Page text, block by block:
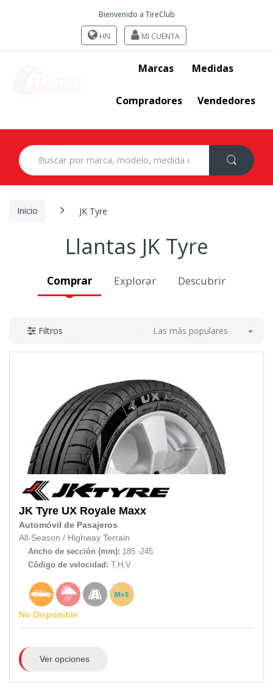
Bienvenido a TireClub
HN MI CUENTA
Marcas Medidas
Compradores Vendedores
Search
for:
Inicio JK Tyre
Llantas JK Tyre
Comprar Explorar Descubrir
Filtros Las más populares
JK Tyre UX Royale Maxx
Automóvil de Pasajeros
All-Season / Highway Terrain
Ancho de sección (mm): 185 -245
Código de velocidad: T,H,V
No Disponible
Ver opciones